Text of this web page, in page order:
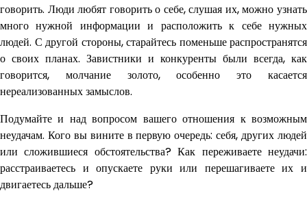
говорить. Люди любят говорить о себе, слушая их, можно узнать
много нужной информации и расположить к себе нужных
людей. С другой стороны, старайтесь поменьше распространятся
о своих планах. Завистники и конкуренты были всегда, как
говорится, молчание золото, особенно это касается
нереализованных замыслов.
Подумайте и над вопросом вашего отношения к возможным
неудачам. Кого вы вините в первую очередь: себя, других людей
или сложившиеся обстоятельства? Как переживаете неудачи:
расстраиваетесь и опускаете руки или перешагиваете их и
двигаетесь дальше?